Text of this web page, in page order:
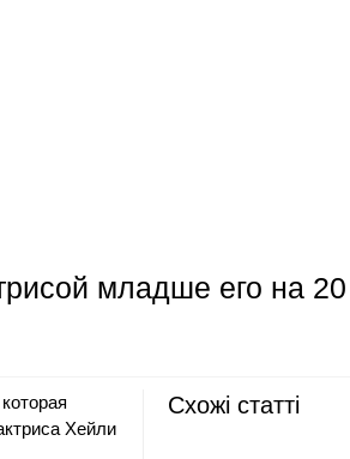
младше его на 20
Схожі статті
Хейли